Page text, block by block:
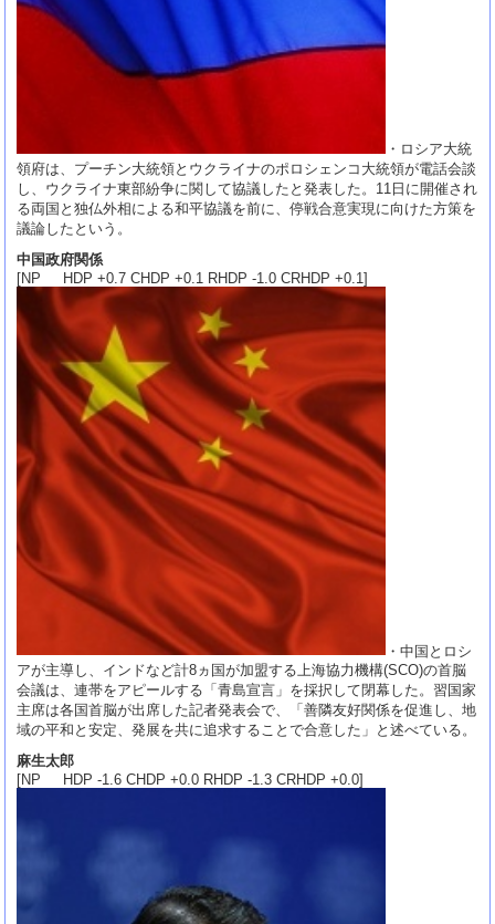
・ロシア大統
領府は、プーチン大統領とウクライナのポロシェンコ大統領が電話会談
し、ウクライナ東部紛争に関して協議したと発表した。11日に開催され
る両国と独仏外相による和平協議を前に、停戦合意実現に向けた方策を
議論したという。
中国政府関係
[NP HDP +0.7 CHDP +0.1 RHDP -1.0 CRHDP +0.1]
・中国とロシ
アが主導し、インドなど計8ヵ国が加盟する上海協力機構(SCO)の首脳
会議は、連帯をアピールする「青島宣言」を採択して閉幕した。習国家
主席は各国首脳が出席した記者発表会で、「善隣友好関係を促進し、地
域の平和と安定、発展を共に追求することで合意した」と述べている。
麻生太郎
[NP HDP -1.6 CHDP +0.0 RHDP -1.3 CRHDP +0.0]